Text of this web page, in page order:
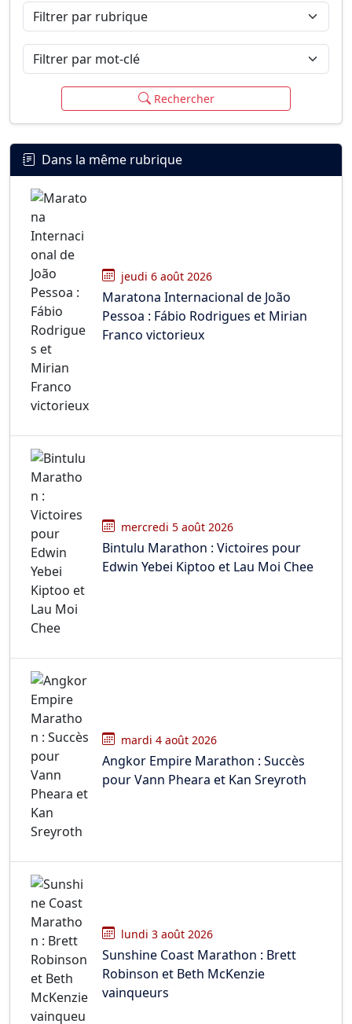
Filtrer par rubrique
Filtrer par mot-clé
Rechercher
Dans la même rubrique
jeudi 6 août 2026
Maratona Internacional de João
Pessoa : Fábio Rodrigues et Mirian
Franco victorieux
mercredi 5 août 2026
Bintulu Marathon : Victoires pour
Edwin Yebei Kiptoo et Lau Moi Chee
mardi 4 août 2026
Angkor Empire Marathon : Succès
pour Vann Pheara et Kan Sreyroth
lundi 3 août 2026
Sunshine Coast Marathon : Brett
Robinson et Beth McKenzie
vainqueurs